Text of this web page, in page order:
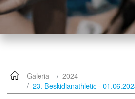
Galeria
2024
23. Beskidianathletic -